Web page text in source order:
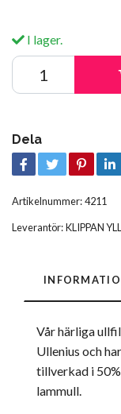
I lager.
Dela
Artikelnummer:4211
Leverantör:KLIPPAN
Vår härliga
Ullenius och
tillverkad i
lammull.